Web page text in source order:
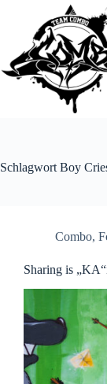
springen
Schlagwort Boy
Combo,
Sharing is